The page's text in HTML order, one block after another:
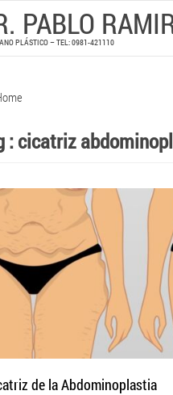
PABLO
PLÁSTICO – TEL: 0981-421110
:cicatriz
de la Abdominoplastia